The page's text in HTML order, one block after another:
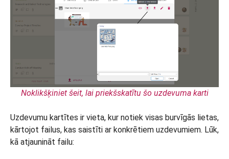
Noklikšķiniet šeit, lai priekšskatītu šo uzdevuma karti
Uzdevumu kartītes ir vieta, kur notiek visas burvīgās lietas,
kārtojot failus, kas saistīti ar konkrētiem uzdevumiem. Lūk,
kā atjaunināt failu: